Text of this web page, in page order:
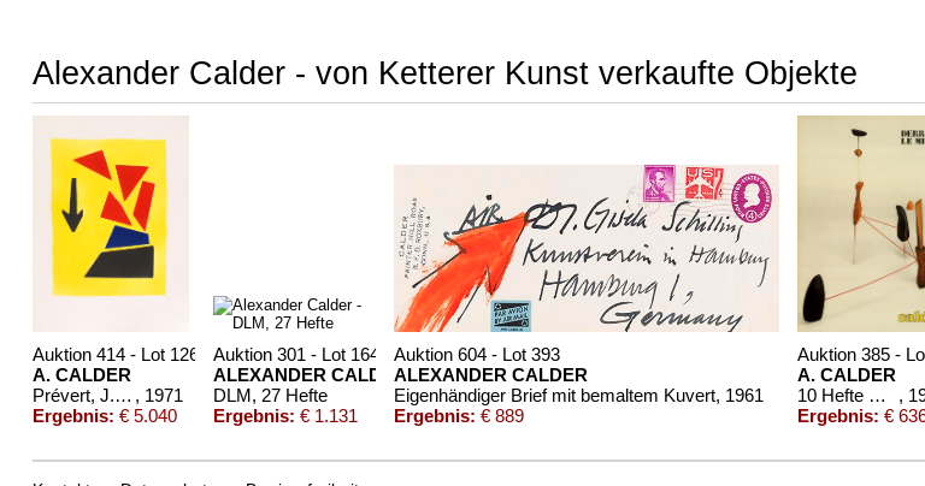
Alexander Calder - von Ketterer Kunst verkaufte Objekte
Auktion 414 - Lot 126
A. CALDER
Prévert, J., Fêtes. 1971.. , 1971
Ergebnis: € 5.040
Auktion 301 - Lot 1649
ALEXANDER CALDER
DLM, 27 Hefte
Ergebnis: € 1.131
Auktion 604 - Lot 393
ALEXANDER CALDER
Eigenhändiger Brief mit bemaltem Kuvert, 1961
Ergebnis: € 889
Auktion 385 -
A. CALDER
10 Hefte DLM Calder (1950-1981)
,
Ergebnis: €